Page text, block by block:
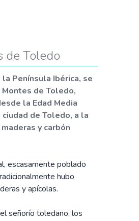
de Toledo
Península Ibérica, se
de Toledo,
la Edad Media
de Toledo, a la
y carbón
escasamente poblado
hubo
y apícolas.
señorío toledano, los